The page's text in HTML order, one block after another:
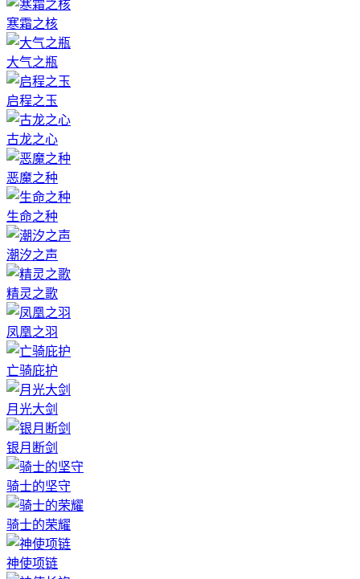
寒霜之核
大气之瓶
启程之玉
古龙之心
恶魔之种
生命之种
潮汐之声
精灵之歌
凤凰之羽
亡骑庇护
月光大剑
银月断剑
骑士的坚守
骑士的荣耀
神使项链